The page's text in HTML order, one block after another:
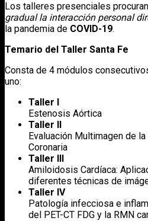
Los talleres presenciales procuran
gradual la interacción personal
la pandemia de COVID-19.
Temario del Taller Santa Fe
Consta de 4 módulos
uno:
Taller I
Estenosis Aórtica
Taller II
Evaluación Multimagen de
Coronaria
Taller III
Amiloidosis Cardíaca:
diferentes técnicas de
Taller IV
Patología infecciosa e
del PET-CT FDG y la RMN